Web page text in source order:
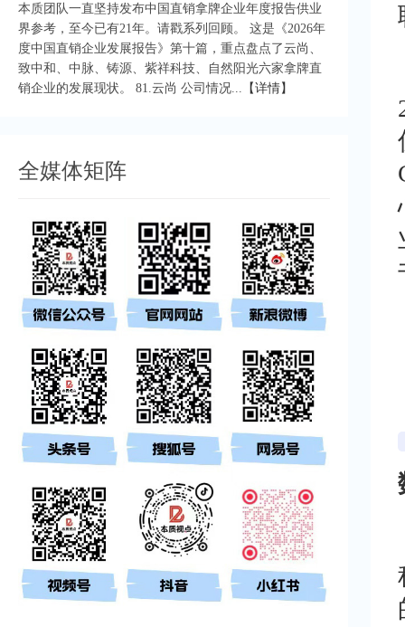
本质团队一直坚持发布中国直销拿牌企业年度报告供业
界参考，至今已有21年。请戳系列回顾。 这是《2026年
度中国直销企业发展报告》第十篇，重点盘点了云尚、
致中和、中脉、铸源、紫祥科技、自然阳光六家拿牌直
销企业的发展现状。 81.云尚 公司情况...
【详情】
全媒体矩阵